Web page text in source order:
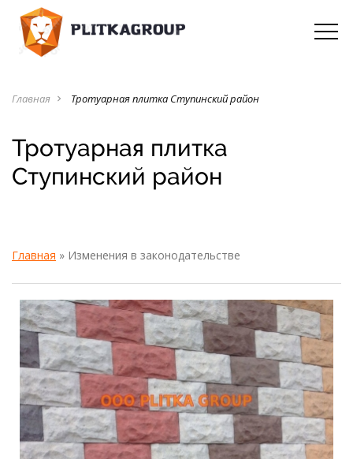
Главная navigate_next Тротуарная плитка Ступинский район
Тротуарная плитка
Ступинский район
Главная » Изменения в законодательстве